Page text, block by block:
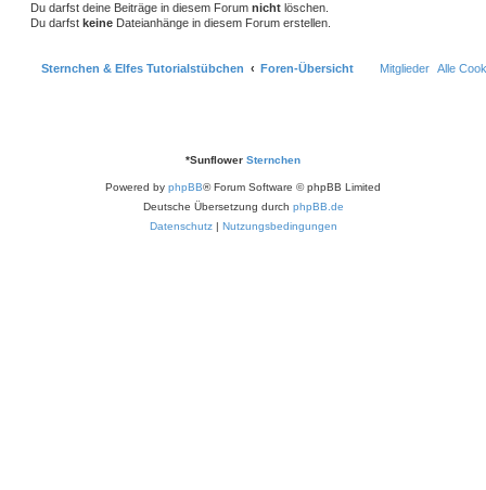
Du darfst deine Beiträge in diesem Forum nicht löschen.
Du darfst keine Dateianhänge in diesem Forum erstellen.
Sternchen & Elfes Tutorialstübchen Foren-Übersicht Alle
Mitglieder
*Sunflower Sternchen
Powered by phpBB® Forum Software © phpBB Limited
Deutsche Übersetzung durch phpBB.de
Datenschutz| Nutzungsbedingungen